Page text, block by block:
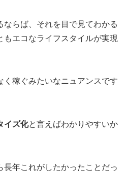
らば、それを目で見てわかる
もエコなライフスタイルが実現
く稼ぐみたいなニュアンスです
イズ化と言えばわかりやすいか
年これがしたかったことだっ